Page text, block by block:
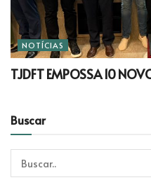
NOTÍCIAS
TJDFT EMPOSSA 10
Buscar